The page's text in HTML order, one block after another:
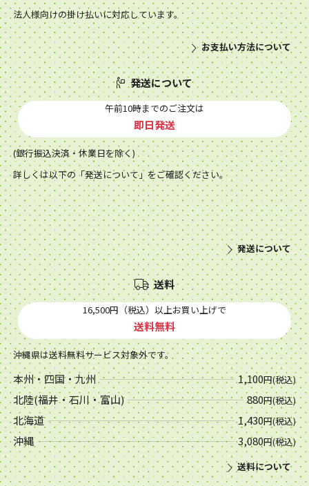
法人様向けの掛け払いに対応しています。
お支払い方法について
発送について
午前10時までのご注文は
即日発送
(銀行振込決済・休業日を除く)
詳しくは以下の「発送について」をご確認ください。
発送について
送料
16,500円（税込）以上お買い上げで
送料無料
沖縄県は送料無料サービス対象外です。
本州・四国・九州 1,100円(税込)
北陸(福井・石川・富山) 880円(税込)
北海道 1,430円(税込)
沖縄 3,080円(税込)
送料について